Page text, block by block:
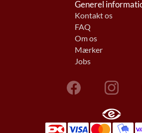
Generel
Kontakt os
FAQ
Om os
Mærker
Jobs